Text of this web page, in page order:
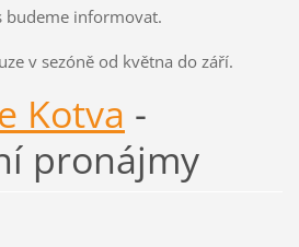
budeme informovat.
v sezóně od května do září.
Kotva -
pronájmy